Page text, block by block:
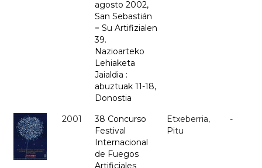
agosto 2002,
San Sebastián
= Su Artifizialen
39.
Nazioarteko
Lehiaketa
Jaialdia :
abuztuak 11-18,
Donostia
2001
38 Concurso
Festival
Internacional
de Fuegos
Artificiales
Etxeberria,
Pitu
-